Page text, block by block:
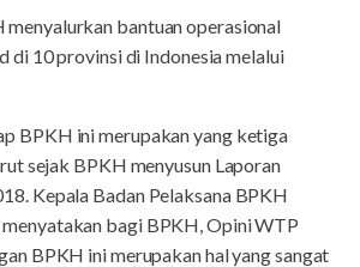
menyalurkan bantuan operasional
di 10 provinsi di Indonesia melalui
BPKH ini merupakan yang ketiga
sejak BPKH menyusun Laporan
Kepala Badan Pelaksana BPKH
bagi BPKH, Opini WTP
BPKH ini merupakan hal yang sangat